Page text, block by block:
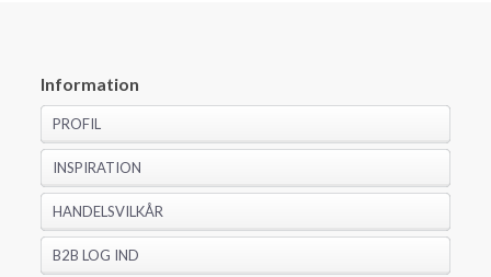
Information
PROFIL
INSPIRATION
HANDELSVILKÅR
B2B LOG IND